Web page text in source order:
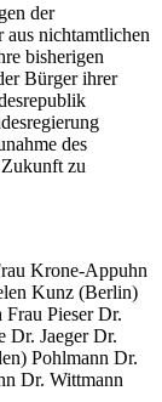
der
aus nichtamtlichen
bisherigen
Bürger ihrer
des
Zukunft zu
Krone-Appuhn
Kunz (Berlin)
Pieser Dr.
Dr. Jaeger Dr.
Pohlmann Dr.
Dr. Wittmann